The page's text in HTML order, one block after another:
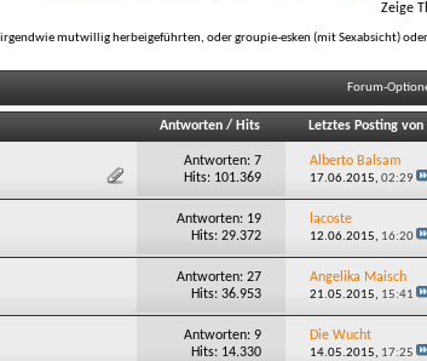
Zeige
mutwillig herbeigeführten, oder groupie-esken (mit Sexabsicht)
Forum-
Antworten/ Hits Letztes Posting von
Antworten: 7
Hits: 101.369
Alberto Balsam
17.06.2015,02:29
Antworten: 19
Hits: 29.372
lacoste
12.06.2015, 16:20
Antworten: 27
Hits: 36.953
Angelika Maisch
21.05.2015, 15:41
Antworten: 9
Hits: 14.330
Die Wucht
14.05.2015, 17:25